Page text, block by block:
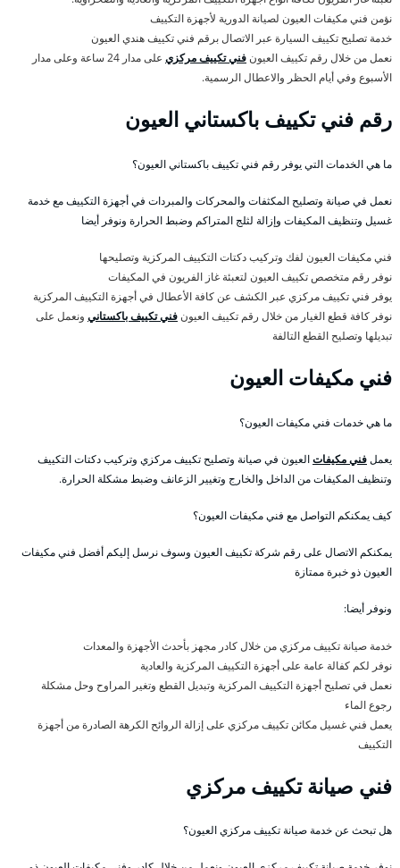
نؤمن فني مكيفات العيون لصيانة الدورية لأجهزة التكييف
خدمة تصليح تكييف السيارة عبر الاتصال برقم فني تكييف هندي العيون
نعمل من خلال رقم تكييف العيون فني تكييف مركزي
على مدار 24 ساعة وعلى مدار
الأسبوع وفي أيام الحظر والاعطال الرسمية.
رقم فني تكييف باكستاني العيون
ما هي الخدمات التي يوفر رقم فني تكييف باكستاني العيون؟
نعمل في صيانة وتصليح المكثفات والمحركات والمبردات في أجهزة التكييف مع خدمة
غسيل وتنظيف المكيفات وإزالة لثلج المتراكم وضبط الحرارة ونوفر أيضا
فني مكيفات العيون لفك وتركيب دكتات التكييف المركزية وتصليحها
نوفر رقم متخصص تكييف العيون لتعبئة غاز الفريون في المكيفات
يوفر فني تكييف مركزي عبر الكشف عن كافة الأعطال في أجهزة التكييف المركزية
نوفر كافة قطع الغيار من خلال رقم تكييف العيون فني تكييف باكستاني ونعمل على
تبديلها وتصليح القطع التالفة
فني مكيفات العيون
ما هي خدمات فني مكيفات العيون؟
يعملفني مكيفاتالعيون في صيانة وتصليح تكييف مركزي وتركيب دكتات التكييف
وتنظيف المكيفات من الداخل والخارج وتغيير الزعانف وضبط مشكلة الحرارة.
كيف يمكنكم التواصل مع فني مكيفات العيون؟
يمكنكم الاتصال على رقم شركة تكييف العيون وسوف نرسل إليكم أفضل فني مكيفات
العيون ذو خبرة ممتازة
ونوفر أيضا:
خدمة صيانة تكييف مركزي من خلال كادر مجهز بأحدث الأجهزة والمعدات
نوفر لكم كفالة عامة على أجهزة التكييف المركزية والعادية
نعمل في تصليح أجهزة التكييف المركزية وتبديل القطع وتغير المراوح وحل مشكلة
رجوع الماء
يعمل فني غسيل مكائن تكييف مركزي على إزالة الروائح الكرهة الصادرة من أجهزة
التكييف
فني صيانة تكييف مركزي
هل تبحث عن خدمة صيانة تكييف مركزي العيون؟